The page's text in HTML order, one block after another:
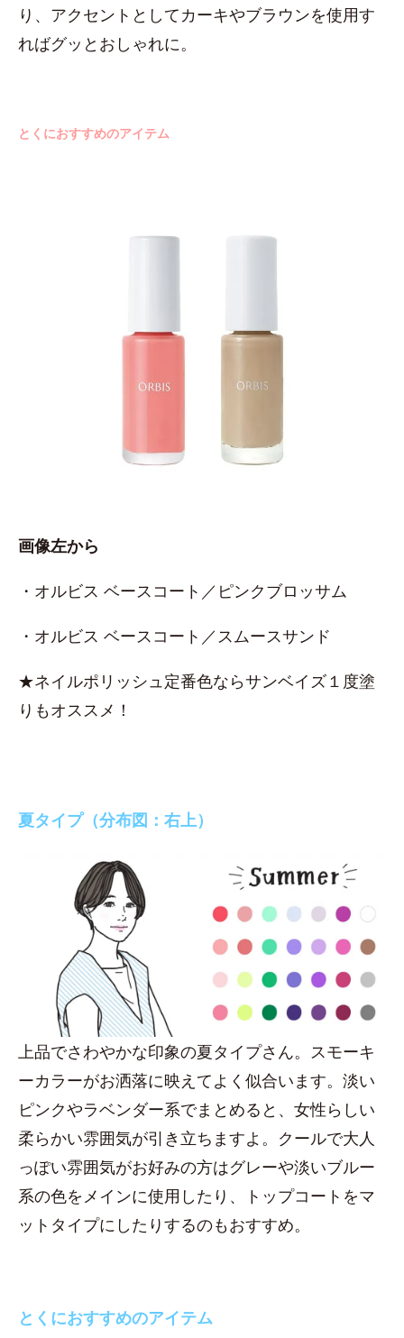
り、アクセントとしてカーキやブラウンを使用す
ればグッとおしゃれに。
とくにおすすめのアイテム
画像左から
・オルビス ベースコート／ピンクブロッサム
・オルビス ベースコート／スムースサンド
★ネイルポリッシュ定番色ならサンベイズ１度塗
りもオススメ！
夏タイプ（分布図：右上）
上品でさわやかな印象の夏タイプさん。スモーキ
ーカラーがお洒落に映えてよく似合います。淡い
ピンクやラベンダー系でまとめると、女性らしい
柔らかい雰囲気が引き立ちますよ。クールで大人
っぽい雰囲気がお好みの方はグレーや淡いブルー
系の色をメインに使用したり、トップコートをマ
ットタイプにしたりするのもおすすめ。
とくにおすすめのアイテム